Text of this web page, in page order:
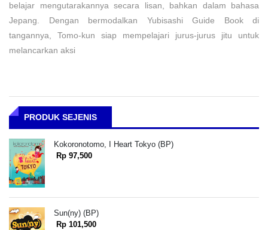
belajar mengutarakannya secara lisan, bahkan dalam bahasa
Jepang. Dengan bermodalkan Yubisashi Guide Book di
tangannya, Tomo-kun siap mempelajari jurus-jurus jitu untuk
melancarkan aksi
PRODUK SEJENIS
Kokoronotomo, I Heart Tokyo (BP)
Rp 97,500
Sun(ny) (BP)
Rp 101,500